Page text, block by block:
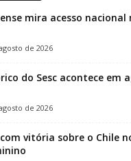
mira acesso
de 2026
do Sesc acontece em
de 2026
vitória sobre o Chile